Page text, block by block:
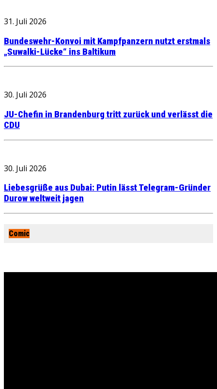
31. Juli 2026
Bundeswehr-Konvoi mit Kampfpanzern nutzt erstmals
„Suwalki-Lücke“ ins Baltikum
30. Juli 2026
JU-Chefin in Brandenburg tritt zurück und verlässt die
CDU
30. Juli 2026
Liebesgrüße aus Dubai: Putin lässt Telegram-Gründer
Durow weltweit jagen
Comic